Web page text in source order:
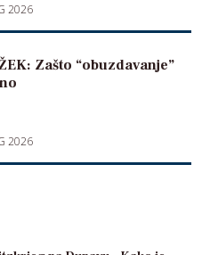
2026
Zašto “obuzdavanje”
2026